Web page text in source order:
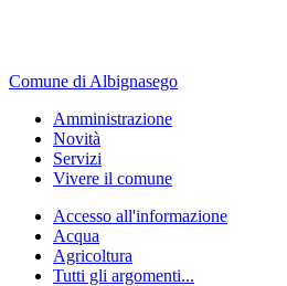
Comune di Albignasego
Amministrazione
Novità
Servizi
Vivere il comune
Accesso all'informazione
Acqua
Agricoltura
Tutti gli argomenti...